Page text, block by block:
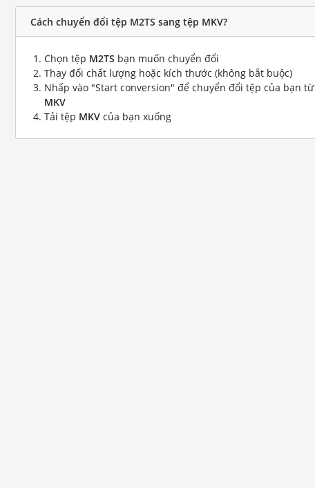
Cách chuyển đổi tệp M2TS sang tệp MKV?
Chọn tệp M2TS bạn muốn chuyển đổi
Thay đổi chất lượng hoặc kích thước (không bắt buộc)
Nhấp vào "Start conversion" để chuyển đổi tệp của bạn từ
MKV
Tải tệp MKV của bạn xuống